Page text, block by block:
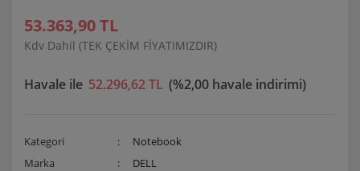
53.363,90 TL
Kdv Dahil (TEK ÇEKİM FİYATIMIZDIR)
Havale ile 52.296,62 TL (%2,00 havale indirimi)
Kategori
Notebook
Marka
DELL